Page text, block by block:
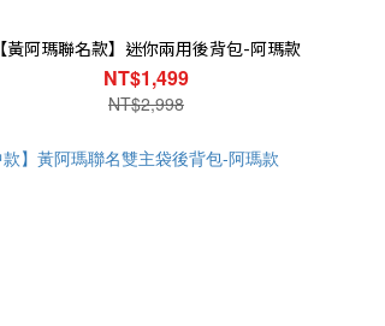
【黃阿瑪聯名款】迷你兩用後背包-阿瑪款
NT$1,499
NT$2,998